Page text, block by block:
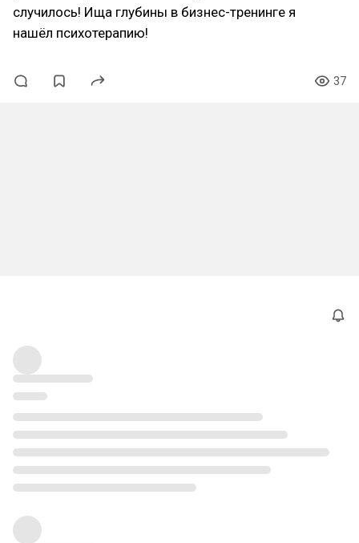
случилось! Ища глубины в бизнес-тренинге я
нашёл психотерапию!
37